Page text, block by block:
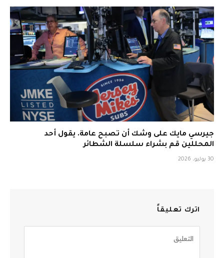
جيرسي مايك على وشك أن تصبح عامة. يقول أحد
المحللين قم بشراء سلسلة الشطائر
30 يوليو، 2026
اترك تعليقاً